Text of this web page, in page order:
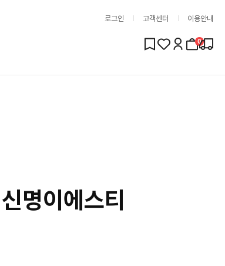
로그인 고객센터 이용안내
0
명이에스티